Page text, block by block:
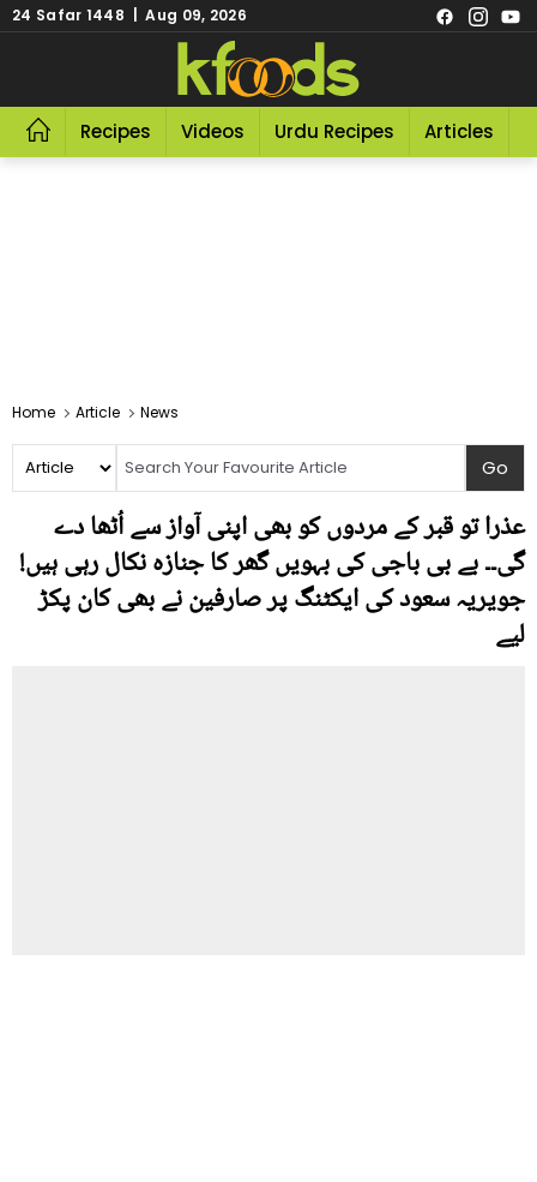
24 Safar 1448 | Aug 09, 2026
Recipes Videos Urdu Recipes Articles
Home Article News
عذرا تو قبر کے مردوں کو بھی اپنی آواز سے اُٹھا دے
گی۔۔ بے بی باجی کی بہویں گھر کا جنازہ نکال رہی ہیں!
جویریہ سعود کی ایکٹنگ پر صارفین نے بھی کان پکڑ
لیے